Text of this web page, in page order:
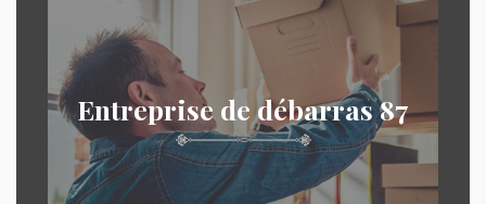
Entreprise de débarras 87